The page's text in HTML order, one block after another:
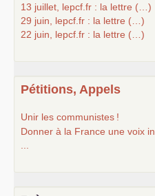
13 juillet, lepcf.fr : la lettre (…)
29 juin, lepcf.fr : la lettre (…)
22 juin, lepcf.fr : la lettre (…)
Pétitions, Appels
Unir les communistes !
Donner à la France une voix